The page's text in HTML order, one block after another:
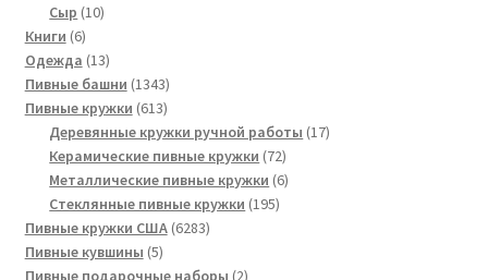
Сыр 1010
Книги 66
товаров
Одежда 1313
товаров
Пивные башни 13431343
товара
Пивные кружки 613613
товаров
Деревянные кружки ручной работы 1717
Керамические пивные кружки 7272
товара
Металлические пивные кружки 66
Стеклянные пивные кружки 195195
Пивные кружки США 62836283
Пивные кувшины 55
товаров
Пивные подарочные наборы 22